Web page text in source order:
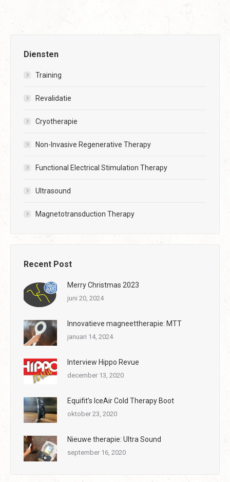
Diensten
Training
Revalidatie
Cryotherapie
Non-Invasive Regenerative Therapy
Functional Electrical Stimulation Therapy
Ultrasound
Magnetotransduction Therapy
Recent Post
Merry Christmas 2023
juni 20, 2024
Innovatieve magneettherapie: MTT
januari 14, 2024
Interview Hippo Revue
december 13, 2020
Equifit’s IceAir Cold Therapy Boot
oktober 23, 2020
Nieuwe therapie: Ultra Sound
september 16, 2020